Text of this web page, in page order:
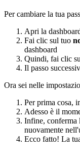
Per cambiare la tua
Apri la
Fai clic sul tuo
dashboard
Quindi, fai clic
Il passo
Ora sei nelle
Per prima cosa,
Adesso è il
Infine, conferma
nuovamente
Ecco fatto! La